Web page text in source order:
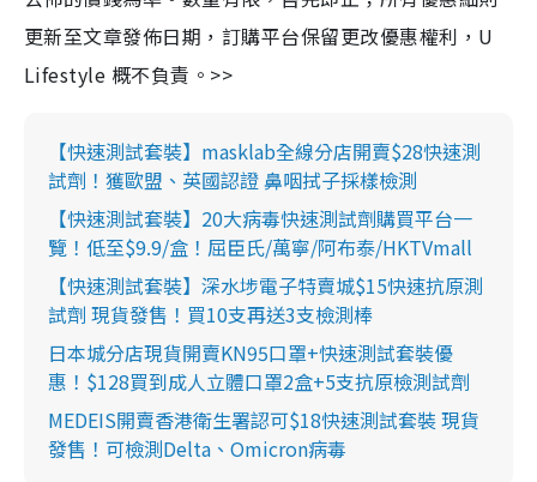
更新至文章發佈日期，訂購平台保留更改優惠權利，U
Lifestyle 概不負責。>>
【快速測試套裝】masklab全線分店開賣$28快速測
試劑！獲歐盟、英國認證 鼻咽拭子採樣檢測
【快速測試套裝】20大病毒快速測試劑購買平台一
覽！低至$9.9/盒！屈臣氏/萬寧/阿布泰/HKTVmall
【快速測試套裝】深水埗電子特賣城$15快速抗原測
試劑 現貨發售！買10支再送3支檢測棒
日本城分店現貨開賣KN95口罩+快速測試套裝優
惠！$128買到成人立體口罩2盒+5支抗原檢測試劑
MEDEIS開賣香港衛生署認可$18快速測試套裝 現貨
發售！可檢測Delta、Omicron病毒